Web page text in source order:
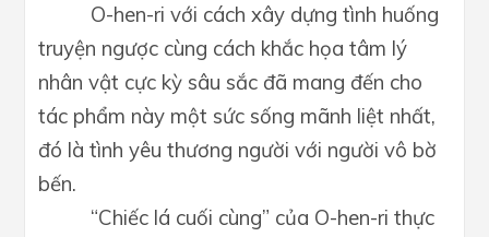
O-hen-ri với cách xây dựng tình huống
truyện ngược cùng cách khắc họa tâm lý
nhân vật cực kỳ sâu sắc đã mang đến cho
tác phẩm này một sức sống mãnh liệt nhất,
đó là tình yêu thương người với người vô bờ
bến.
“Chiếc lá cuối cùng” của O-hen-ri thực